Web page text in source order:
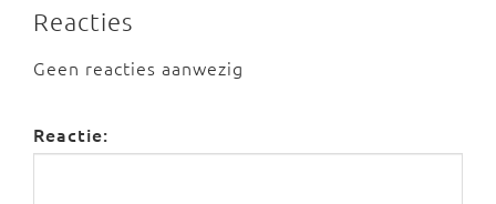
Reacties
Geen reacties aanwezig
Reactie: